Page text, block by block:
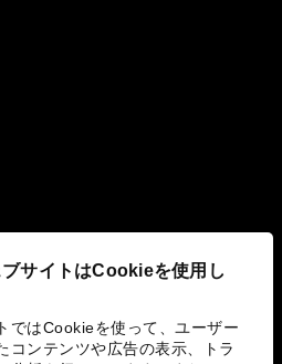
ブサイトはCookieを使用し
ではCookieを使って、ユーザー
コンテンツや広告の表示、トラ
組み